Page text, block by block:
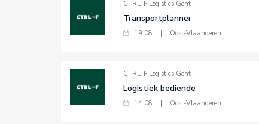
CTRL-F Logistics Gent
Transportplanner
19.08 Oost-Vlaanderen
CTRL-F Logistics Gent
Logistiek bediende
14.08 Oost-Vlaanderen